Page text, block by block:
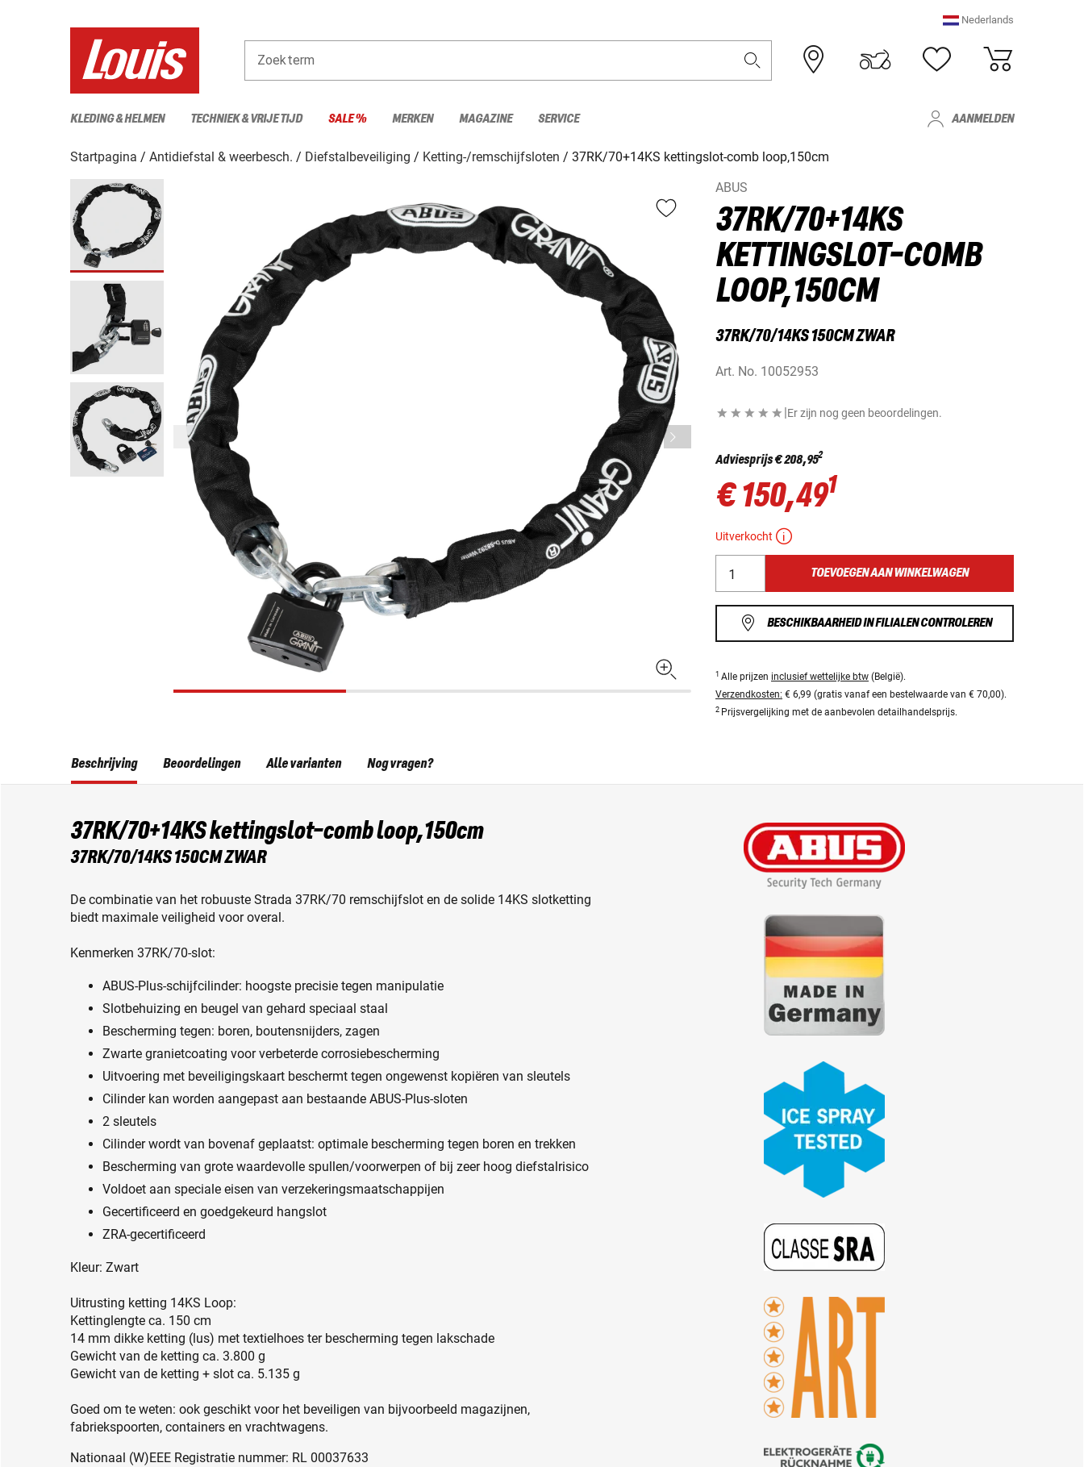
Nederlands
Zoekterm
KLEDING & HELMEN TECHNIEK & VRIJE TIJD SALE % MERKEN MAGAZINE SERVICE AANMELDEN
Startpagina Antidiefstal & weerbesch. Diefstalbeveiliging Ketting-/remschijfsloten
37RK/70+14KS kettingslot-comb loop,150cm
ABUS
37RK/70+14KS
KETTINGSLOT-COMB
LOOP,150CM
37RK/70/14KS 150CM ZWAR
Art. No. 10052953
|Er zijn nog geen beoordelingen.
Adviesprijs€ 208,952
€ 150,491
Uitverkocht
TOEVOEGEN AAN WINKELWAGEN
BESCHIKBAARHEID IN FILIALEN CONTROLEREN
1 Alle prijzen inclusief wettelijke btw (België).
Verzendkosten: € 6,99 (gratis vanaf een bestelwaarde van € 70,00).
2 Prijsvergelijking met de aanbevolen detailhandelsprijs.
Beschrijving
37RK/70+14KS kettingslot-comb loop,150cm
37RK/70/14KS 150CM ZWAR
De combinatie van het robuuste Strada 37RK/70 remschijfslot en de solide 14KS slotketting
biedt maximale veiligheid voor overal.
Kenmerken 37RK/70-slot:
ABUS-Plus-schijfcilinder: hoogste precisie tegen manipulatie
Slotbehuizing en beugel van gehard speciaal staal
Bescherming tegen: boren, boutensnijders, zagen
Zwarte granietcoating voor verbeterde corrosiebescherming
Uitvoering met beveiligingskaart beschermt tegen ongewenst kopiëren van sleutels
Cilinder kan worden aangepast aan bestaande ABUS-Plus-sloten
2 sleutels
Cilinder wordt van bovenaf geplaatst: optimale bescherming tegen boren en trekken
Bescherming van grote waardevolle spullen/voorwerpen of bij zeer hoog diefstalrisico
Voldoet aan speciale eisen van verzekeringsmaatschappijen
Gecertificeerd en goedgekeurd hangslot
ZRA-gecertificeerd
Kleur: Zwart
Uitrusting ketting 14KS Loop:
Kettinglengte ca. 150 cm
14 mm dikke ketting (lus) met textielhoes ter bescherming tegen lakschade
Gewicht van de ketting ca. 3.800 g
Gewicht van de ketting + slot ca. 5.135 g
Goed om te weten: ook geschikt voor het beveiligen van bijvoorbeeld magazijnen,
fabriekspoorten, containers en vrachtwagens.
Nationaal (W)EEE Registratie nummer: RL 00037633
Beoordelingen Alle varianten Nog vragen?